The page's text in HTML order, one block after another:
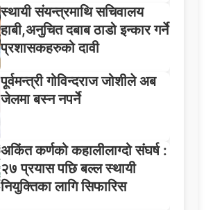
स्थायी संयन्त्रमाथि सचिवालय
हाबी,अनुचित दबाब ठाडो इन्कार गर्ने
प्रशासकहरुको दावी
पूर्वमन्त्री गोविन्दराज जोशीले अब
जेलमा बस्न नपर्ने
अकिंत कर्णको कहालीलाग्दो संघर्ष :
२७ प्रयास पछि बल्ल स्थायी
नियुक्तिका लागि सिफारिस